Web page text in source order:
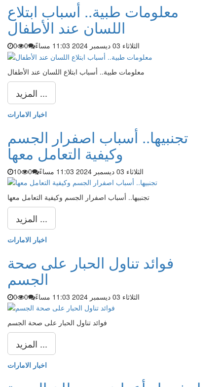
معلومات طبية.. أسباب ابتلاع
اللسان عند الأطفال
الثلاثاء 03 ديسمبر 2024 11:03 مساءً 0
0
معلومات طبية.. أسباب ابتلاع اللسان عند الأطفال
المزيد ...
اخبار الامارات
تجنبيها.. أسباب اصفرار الجسم
وكيفية التعامل معها
الثلاثاء 03 ديسمبر 2024 11:03 مساءً 0
10
تجنبيها.. أسباب اصفرار الجسم وكيفية التعامل معها
المزيد ...
اخبار الامارات
فوائد تناول الحبار على صحة
الجسم
الثلاثاء 03 ديسمبر 2024 11:03 مساءً 0
0
فوائد تناول الحبار على صحة الجسم
المزيد ...
اخبار الامارات